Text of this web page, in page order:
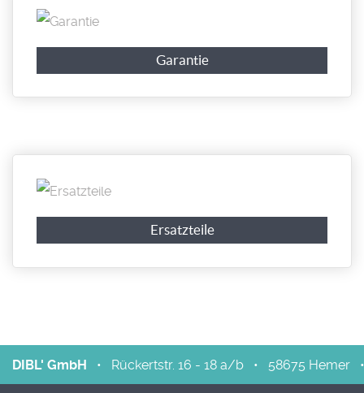
Garantie
Ersatzteile
DIBL' GmbH • Rückertstr. 16 - 18 a/b • 58675 Hemer